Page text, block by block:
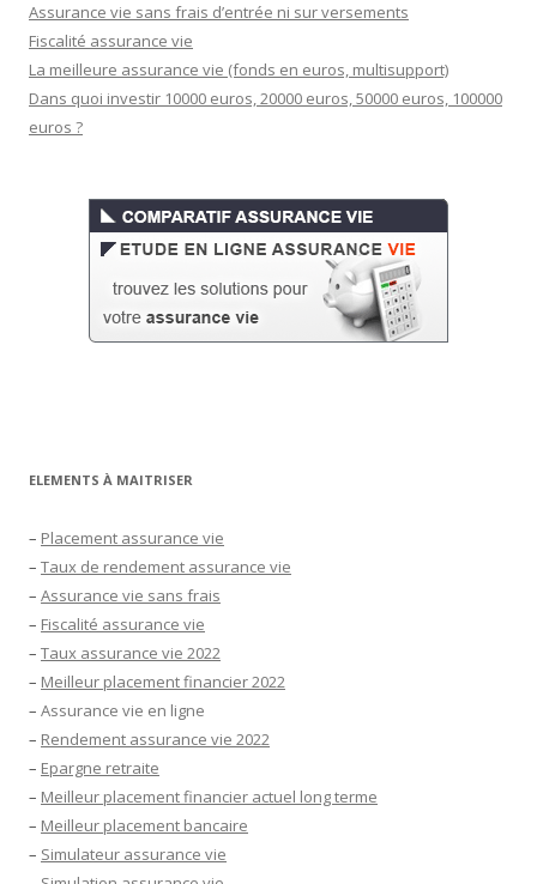
Assurance vie sans frais d’entrée ni sur versements
Fiscalité assurance vie
La meilleure assurance vie (fonds en euros, multisupport)
Dans quoi investir 10000 euros, 20000 euros, 50000 euros, 100000
euros ?
ELEMENTS À MAITRISER
– Placement assurance vie
– Taux de rendement assurance vie
– Assurance vie sans frais
– Fiscalité assurance vie
– Taux assurance vie 2022
– Meilleur placement financier 2022
– Assurance vie en ligne
– Rendement assurance vie 2022
– Epargne retraite
– Meilleur placement financier actuel long terme
– Meilleur placement bancaire
– Simulateur assurance vie